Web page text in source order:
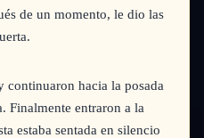
de un momento, le dio las
continuaron hacia la posada
Finalmente entraron a la
estaba sentada en silencio